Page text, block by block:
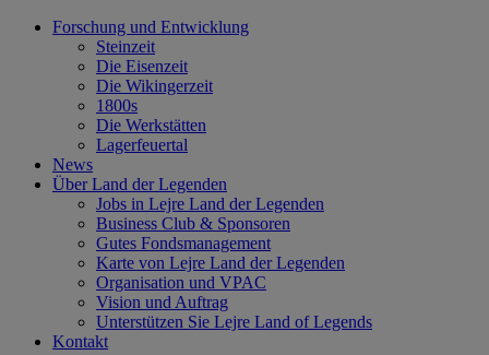
Skip
Forschung und Entwicklung
Steinzeit
Die Eisenzeit
Die Wikingerzeit
1800s
Die Werkstätten
Lagerfeuertal
News
Über Land der Legenden
Jobs in Lejre Land der Legenden
Business Club & Sponsoren
Gutes Fondsmanagement
Karte von Lejre Land der Legenden
Organisation und VPAC
Vision und Auftrag
Unterstützen Sie Lejre Land of Legends
Kontakt